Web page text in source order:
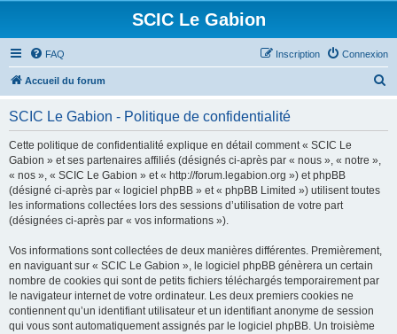
SCIC Le Gabion
FAQ Connexion
Inscription
Accueil du forum
SCIC Le Gabion - Politique de confidentialité
Cette politique de confidentialité explique en détail comment « SCIC Le
Gabion » et ses partenaires affiliés (désignés ci-après par « nous », « notre »,
« nos », « SCIC Le Gabion » et « http://forum.legabion.org ») et phpBB
(désigné ci-après par « logiciel phpBB » et « phpBB Limited ») utilisent toutes
les informations collectées lors des sessions d’utilisation de votre part
(désignées ci-après par « vos informations »).
Vos informations sont collectées de deux manières différentes. Premièrement,
en naviguant sur « SCIC Le Gabion », le logiciel phpBB génèrera un certain
nombre de cookies qui sont de petits fichiers téléchargés temporairement par
le navigateur internet de votre ordinateur. Les deux premiers cookies ne
contiennent qu’un identifiant utilisateur et un identifiant anonyme de session
qui vous sont automatiquement assignés par le logiciel phpBB. Un troisième